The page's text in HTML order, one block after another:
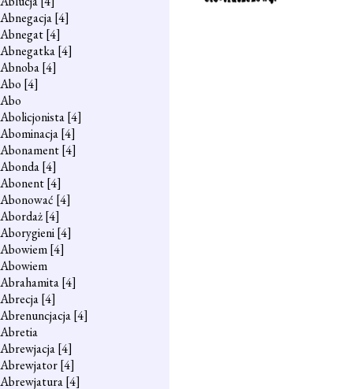
Abnegacja[4]
Abnegat[4]
Abnegatka[4]
Abnoba[4]
Abo [4]
Abo
Abolicjonista[4]
Abominacja[4]
Abonament[4]
Abonda[4]
Abonent[4]
Abonować [4]
Abordaż[4]
Aborygieni[4]
Abowiem[4]
Abowiem
Abrahamita[4]
Abrecja[4]
Abrenuncjacja[4]
Abretia
Abrewjacja[4]
Abrewjator[4]
Abrewjatura[4]